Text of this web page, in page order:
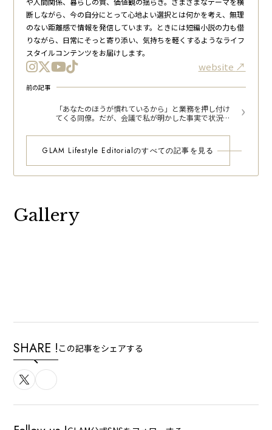
断しながら、今の自分にとって心地よい選択とは何かを考え、無理
のない距離感で情報を発信しています。ときには短編小説の力も借
りながら、日常にそっと寄り添い、気持ちを軽くするようなライフ
スタイルコンテンツをお届けします。
website
前の記事
「あなたのほうが慣れているから」と業務を押し付け
てくる同僚。だが、会議で私が明かした事実で状況が
GLAM Lifestyle Editorialのすべての記事を見る
Gallery
SHARE ! この記事をシェアする